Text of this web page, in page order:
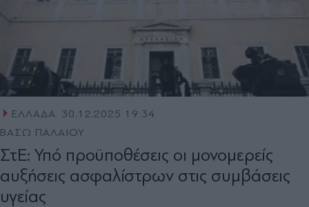
ΕΛΛΑΔΑ 30.12.2025 19:34
ΒΑΣΩ ΠΑΛΑΙΟΥ
ΣτΕ: Υπό προϋποθέσεις οι μονομερείς
αυξήσεις ασφαλίστρων στις συμβάσεις
υγείας